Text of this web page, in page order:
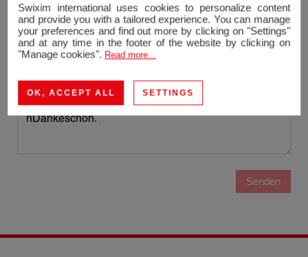
Telefon
Nachricht
Senden
Swixim international uses cookies to personalize content
and provide you with a tailored experience. You can manage
your preferences and find out more by clicking on "Settings"
and at any time in the footer of the website by clicking on
"Manage cookies". Read more...
OK, ACCEPT ALL SETTINGS